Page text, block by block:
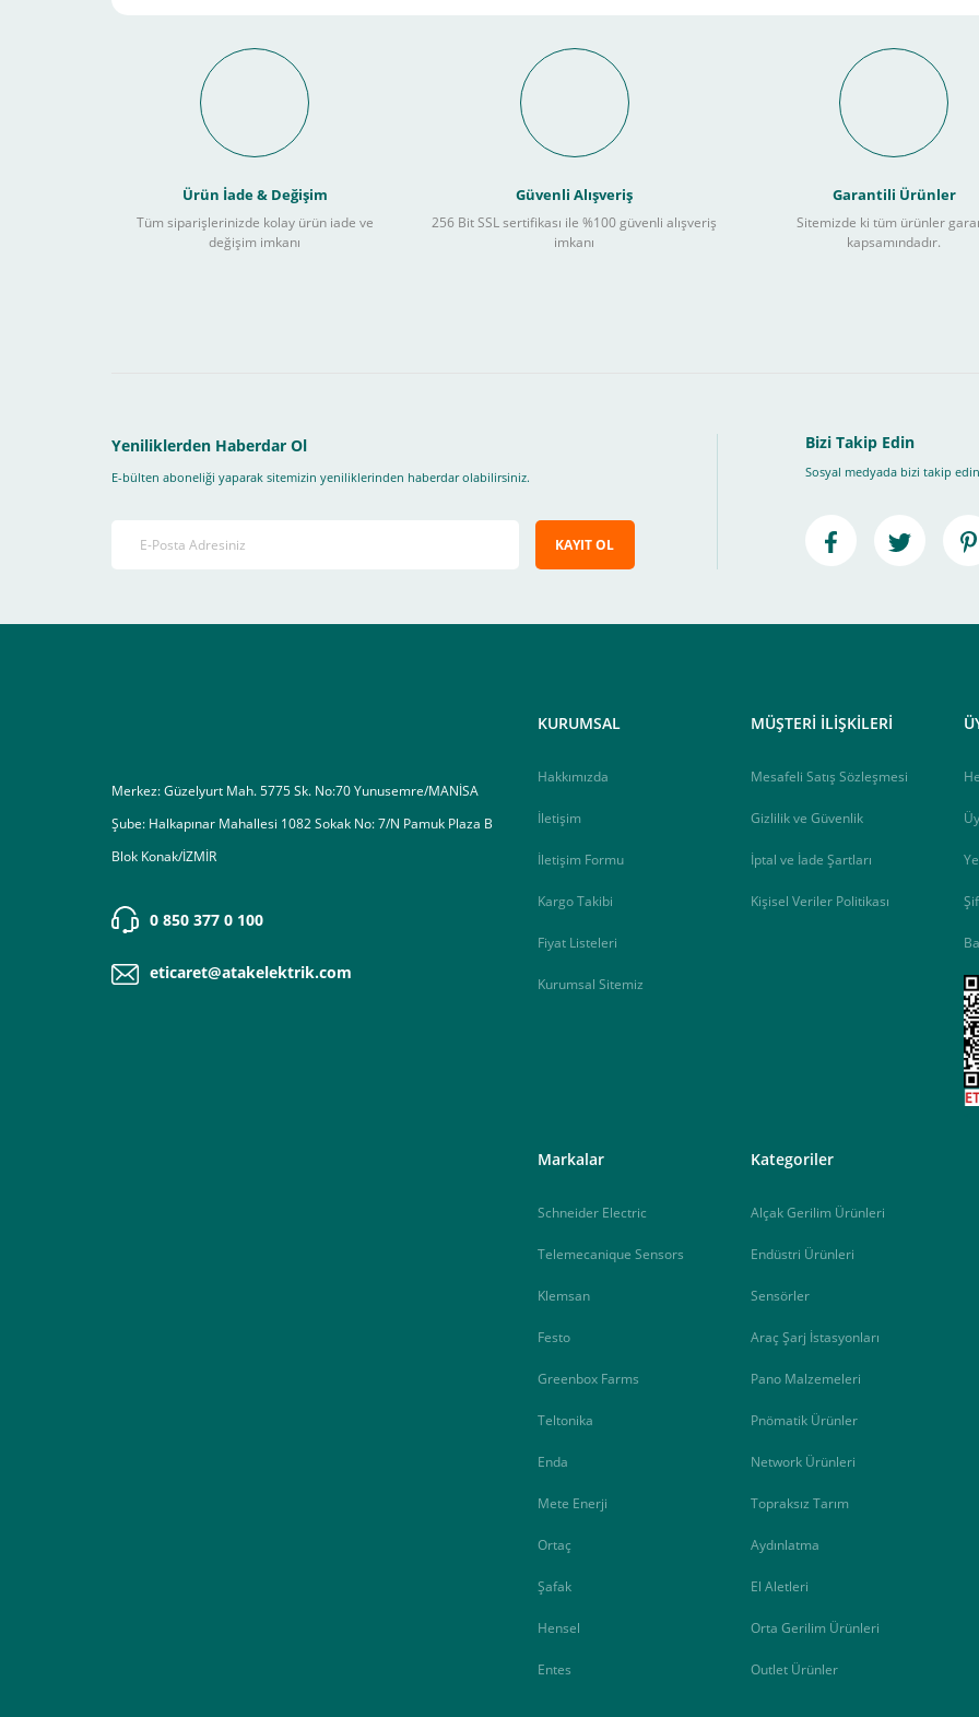
Schneider Electric Sanal POS ile Vade Farksız Taksit
Kullanılır ?
Sitemizden yapacağınız tüm alışverişlerde aşağıdaki adımları takip ederek peşin fiyatına 3 Taksit seçenekleri bankaya göre
4-Son olarak siparişi vermiş olduğunuz e-posta adresinize ileteceğimiz link üzerinden tıklayarak 3D Secure güvenli ödeme ile ödemenizi
Ürün İade & Değişim
Tüm siparişlerinizde kolay ürün iade ve
değişim imkanı
Güvenli Alışveriş
256 Bit SSL sertifikası ile %100 güvenli alışveriş
imkanı
Garantili Ürünler
Sitemizde ki tüm ürünler
kapsamındadır.
Yeniliklerden Haberdar Ol
E-bülten aboneliği yaparak sitemizin yeniliklerinden haberdar olabilirsiniz.
KAYIT OL
Bizi Takip Edin
Sosyal medyada bizi takip
Merkez: Güzelyurt Mah. 5775 Sk. No:70 Yunusemre/MANİSA
Şube: Halkapınar Mahallesi 1082 Sokak No: 7/N Pamuk Plaza B
Blok Konak/İZMİR
0 850 377 0 100
eticaret@atakelektrik.com
KURUMSAL
Hakkımızda
İletişim
İletişim Formu
Kargo Takibi
Fiyat Listeleri
Kurumsal Sitemiz
MÜŞTERİ İLİŞKİLERİ
Mesafeli Satış Sözleşmesi
Gizlilik ve Güvenlik
İptal ve İade Şartları
Kişisel Veriler Politikası
Markalar
Schneider Electric
Telemecanique Sensors
Klemsan
Festo
Greenbox Farms
Teltonika
Enda
Mete Enerji
Ortaç
Şafak
Hensel
Entes
Kategoriler
Alçak Gerilim Ürünleri
Endüstri Ürünleri
Sensörler
Araç Şarj İstasyonları
Pano Malzemeleri
Pnömatik Ürünler
Network Ürünleri
Topraksız Tarım
Aydınlatma
El Aletleri
Orta Gerilim Ürünleri
Outlet Ürünler